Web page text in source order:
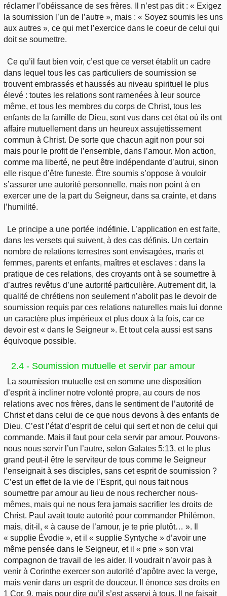
réclamer l’obéissance de ses frères. Il n’est pas dit : « Exigez
la soumission l’un de l’autre », mais : « Soyez soumis les uns
aux autres », ce qui met l’exercice dans le coeur de celui qui
doit se soumettre.
Ce qu’il faut bien voir, c’est que ce verset établit un cadre
dans lequel tous les cas particuliers de soumission se
trouvent embrassés et haussés au niveau spirituel le plus
élevé : toutes les relations sont ramenées à leur source
même, et tous les membres du corps de Christ, tous les
enfants de la famille de Dieu, sont vus dans cet état où ils ont
affaire mutuellement dans un heureux assujettissement
commun à Christ. De sorte que chacun agit non pour soi
mais pour le profit de l’ensemble, dans l’amour. Mon action,
comme ma liberté, ne peut être indépendante d’autrui, sinon
elle risque d’être funeste. Être soumis s’oppose à vouloir
s’assurer une autorité personnelle, mais non point à en
exercer une de la part du Seigneur, dans sa crainte, et dans
l’humilité.
Le principe a une portée indéfinie. L’application en est faite,
dans les versets qui suivent, à des cas définis. Un certain
nombre de relations terrestres sont envisagées, maris et
femmes, parents et enfants, maîtres et esclaves : dans la
pratique de ces relations, des croyants ont à se soumettre à
d’autres revêtus d’une autorité particulière. Autrement dit, la
qualité de chrétiens non seulement n’abolit pas le devoir de
soumission requis par ces relations naturelles mais lui donne
un caractère plus impérieux et plus doux à la fois, car ce
devoir est « dans le Seigneur ». Et tout cela aussi est sans
équivoque possible.
2.4 - Soumission mutuelle et servir par amour
La soumission mutuelle est en somme une disposition
d’esprit à incliner notre volonté propre, au cours de nos
relations avec nos frères, dans le sentiment de l’autorité de
Christ et dans celui de ce que nous devons à des enfants de
Dieu. C’est l’état d’esprit de celui qui sert et non de celui qui
commande. Mais il faut pour cela servir par amour. Pouvons-
nous nous servir l’un l’autre, selon Galates 5:13, et le plus
grand peut-il être le serviteur de tous comme le Seigneur
l’enseignait à ses disciples, sans cet esprit de soumission ?
C’est un effet de la vie de l’Esprit, qui nous fait nous
soumettre par amour au lieu de nous rechercher nous-
mêmes, mais qui ne nous fera jamais sacrifier les droits de
Christ. Paul avait toute autorité pour commander Philémon,
mais, dit-il, « à cause de l’amour, je te prie plutôt… ». Il
« supplie Évodie », et il « supplie Syntyche » d’avoir une
même pensée dans le Seigneur, et il « prie » son vrai
compagnon de travail de les aider. Il voudrait n’avoir pas à
venir à Corinthe exercer son autorité d’apôtre avec la verge,
mais venir dans un esprit de douceur. Il énonce ses droits en
1 Cor. 9, mais pour dire qu’il s’est asservi à tous. Il ne faisait